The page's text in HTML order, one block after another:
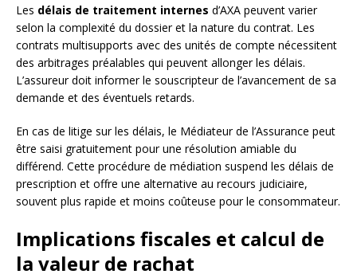
Les délais de traitement internes d’AXA peuvent varier
selon la complexité du dossier et la nature du contrat. Les
contrats multisupports avec des unités de compte nécessitent
des arbitrages préalables qui peuvent allonger les délais.
L’assureur doit informer le souscripteur de l’avancement de sa
demande et des éventuels retards.
En cas de litige sur les délais, le Médiateur de l’Assurance peut
être saisi gratuitement pour une résolution amiable du
différend. Cette procédure de médiation suspend les délais de
prescription et offre une alternative au recours judiciaire,
souvent plus rapide et moins coûteuse pour le consommateur.
Implications fiscales et calcul de
la valeur de rachat